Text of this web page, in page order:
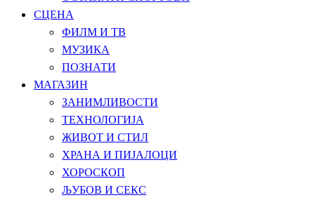
СЦЕНА
ФИЛМ И ТВ
МУЗИКА
ПОЗНАТИ
МАГАЗИН
ЗАНИМЛИВОСТИ
ТЕХНОЛОГИЈА
ЖИВОТ И СТИЛ
ХРАНА И ПИЈАЛОЦИ
ХОРОСКОП
ЉУБОВ И СЕКС